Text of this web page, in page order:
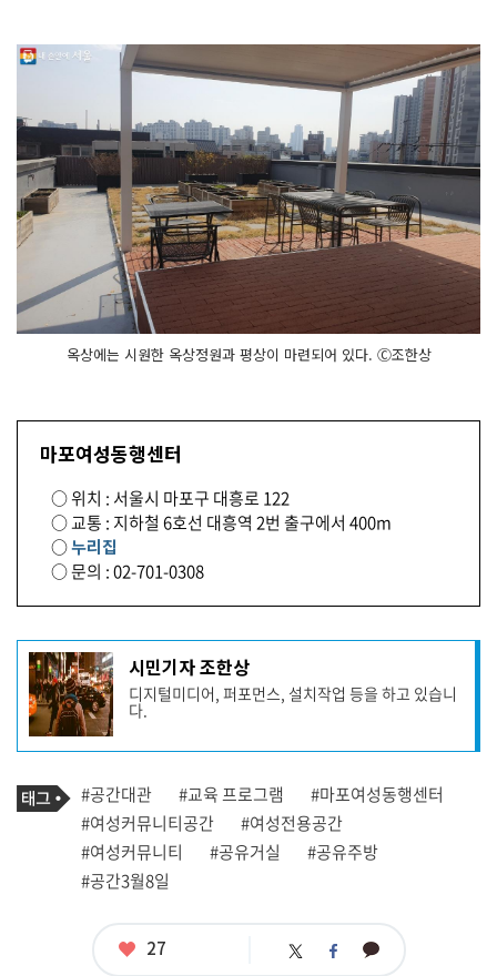
옥상에는 시원한 옥상정원과 평상이 마련되어 있다. Ⓒ조한상
마포여성동행센터
○ 위치 : 서울시 마포구 대흥로 122
○ 교통 : 지하철 6호선 대흥역 2번 출구에서 400m
○누리집
○ 문의 : 02-701-0308
기
사
작
성
자
프
필
시민기자 조한상
디지털미디어, 퍼포먼스, 설치작업 등을 하고 있습니
다.
기
사
관
련
태
그
태
그
#공간대관 #교육 프로그램
#마포여성동행센터
#여성커뮤니티공간
#여성전용공간
#여성커뮤니티
#공유거실
#공유주방
#공간3월8일
좋
27 트 페 카